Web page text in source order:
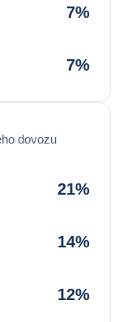
7%
7%
dovozu
21%
14%
12%